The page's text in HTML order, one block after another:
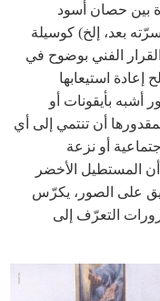
بين حصان أسود
بعد، إلخ) كوسيلة
الفني بوضوح في
استيعابها
أشبه بأيقونات أو
أن تنتمي إلى أي
أو نزعة
أن المستطيل الأخضر
على الصور، يكرّس
التعرّف إلى